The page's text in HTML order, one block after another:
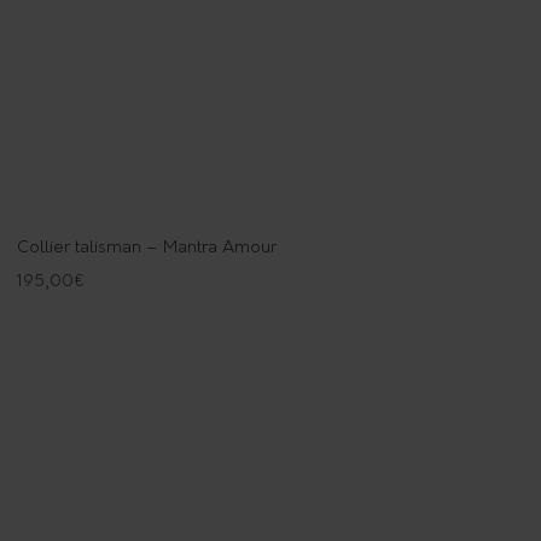
Collier talisman – Mantra Amour
195,00€